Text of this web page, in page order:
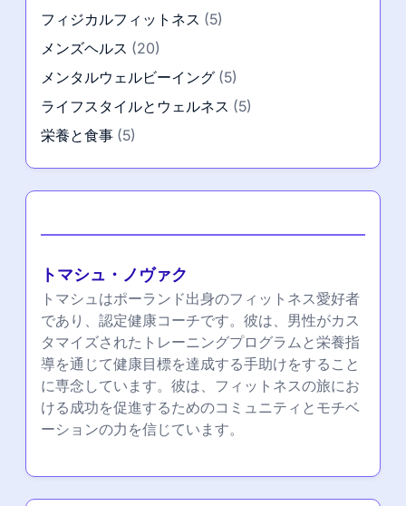
フィジカルフィットネス (5)
メンズヘルス (20)
メンタルウェルビーイング (5)
ライフスタイルとウェルネス (5)
栄養と食事 (5)
トマシュ・ノヴァク
トマシュはポーランド出身のフィットネス愛好者
であり、認定健康コーチです。彼は、男性がカス
タマイズされたトレーニングプログラムと栄養指
導を通じて健康目標を達成する手助けをすること
に専念しています。彼は、フィットネスの旅にお
ける成功を促進するためのコミュニティとモチベ
ーションの力を信じています。